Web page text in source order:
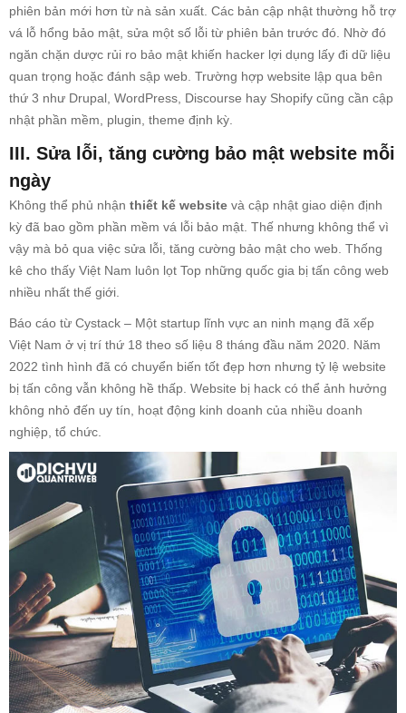
phiên bản mới hơn từ nà sản xuất. Các bản cập nhật thường hỗ trợ
vá lỗ hổng bảo mật, sửa một số lỗi từ phiên bản trước đó. Nhờ đó
ngăn chặn dược rủi ro bảo mật khiến hacker lợi dụng lấy đi dữ liệu
quan trọng hoặc đánh sập web. Trường hợp website lập qua bên
thứ 3 như Drupal, WordPress, Discourse hay Shopify cũng cần cập
nhật phần mềm, plugin, theme định kỳ.
III. Sửa lỗi, tăng cường bảo mật website mỗi
ngày
Không thể phủ nhận thiết kế website và cập nhật giao diện định
kỳ đã bao gồm phần mềm vá lỗi bảo mật. Thế nhưng không thể vì
vậy mà bỏ qua việc sửa lỗi, tăng cường bảo mật cho web. Thống
kê cho thấy Việt Nam luôn lọt Top những quốc gia bị tấn công web
nhiều nhất thế giới.
Báo cáo từ Cystack – Một startup lĩnh vực an ninh mạng đã xếp
Việt Nam ở vị trí thứ 18 theo số liệu 8 tháng đầu năm 2020. Năm
2022 tình hình đã có chuyển biến tốt đẹp hơn nhưng tỷ lệ website
bị tấn công vẫn không hề thấp. Website bị hack có thể ảnh hưởng
không nhỏ đến uy tín, hoạt động kinh doanh của nhiều doanh
nghiệp, tổ chức.